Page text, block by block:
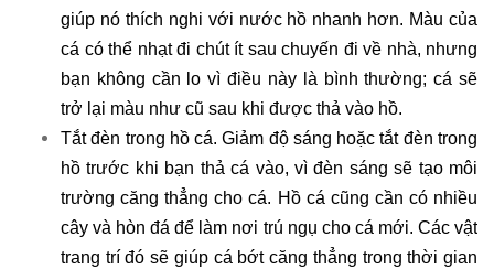
giúp nó thích nghi với nước hồ nhanh hơn. Màu của
cá có thể nhạt đi chút ít sau chuyến đi về nhà, nhưng
bạn không cần lo vì điều này là bình thường; cá sẽ
trở lại màu như cũ sau khi được thả vào hồ.
Tắt đèn trong hồ cá. Giảm độ sáng hoặc tắt đèn trong
hồ trước khi bạn thả cá vào, vì đèn sáng sẽ tạo môi
trường căng thẳng cho cá. Hồ cá cũng cần có nhiều
cây và hòn đá để làm nơi trú ngụ cho cá mới. Các vật
trang trí đó sẽ giúp cá bớt căng thẳng trong thời gian